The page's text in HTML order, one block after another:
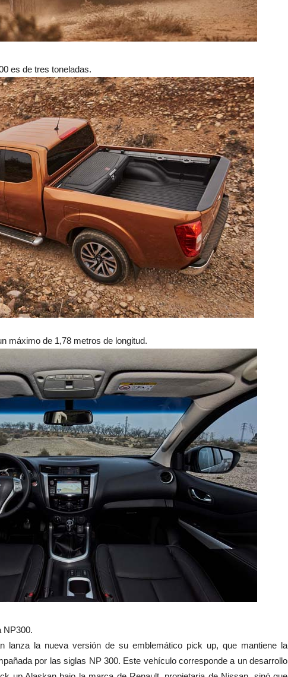
es de tres toneladas.
máximo de 1,78 metros de longitud.
NP300.
lanza la nueva versión de su emblemático pick up, que mantiene la
por las siglas NP 300. Este vehículo corresponde a un desarrollo